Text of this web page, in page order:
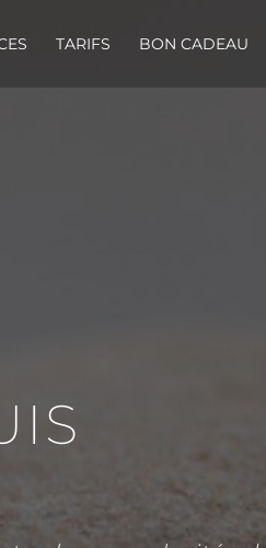
TARIFS BON CADEAU